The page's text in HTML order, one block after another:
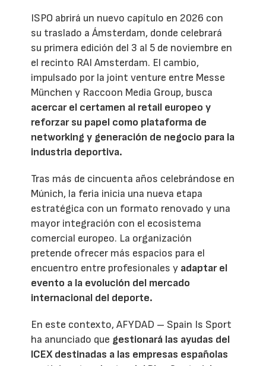
ISPO abrirá un nuevo capítulo en 2026 con
su traslado a Ámsterdam, donde celebrará
su primera edición del 3 al 5 de noviembre en
el recinto RAI Amsterdam. El cambio,
impulsado por la joint venture entre Messe
München y Raccoon Media Group, busca
acercar el certamen al retail europeo y
reforzar su papel como plataforma de
networking y generación de negocio para la
industria deportiva.
Tras más de cincuenta años celebrándose en
Múnich, la feria inicia una nueva etapa
estratégica con un formato renovado y una
mayor integración con el ecosistema
comercial europeo. La organización
pretende ofrecer más espacios para el
encuentro entre profesionales y adaptar el
evento a la evolución del mercado
internacional del deporte.
En este contexto, AFYDAD – Spain Is Sport
ha anunciado que gestionará las ayudas del
ICEX destinadas a las empresas españolas